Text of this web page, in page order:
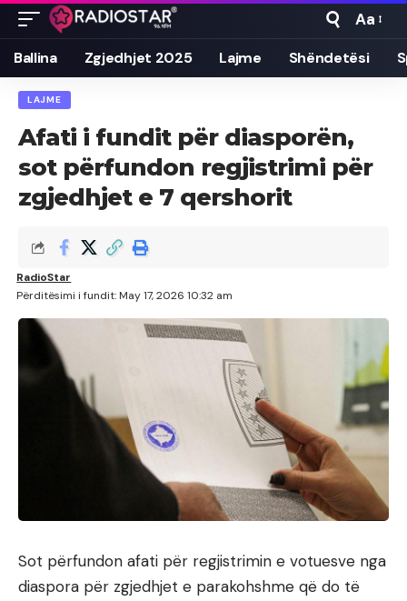
Font
Resizer
Aa
Ballina Zgjedhjet 2025 Lajme Shëndetësi
LAJME
Afati i fundit për diasporën,
sot përfundon regjistrimi për
zgjedhjet e 7 qershorit
Përditësimi i fundit: May 17, 2026 10:32 am
RadioStar
Sot përfundon afati për regjistrimin e votuesve nga
diaspora për zgjedhjet e parakohshme që do të